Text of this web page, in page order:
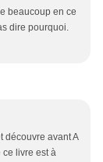
beaucoup en ce
dire pourquoi.
découvre avant A
ce livre est à